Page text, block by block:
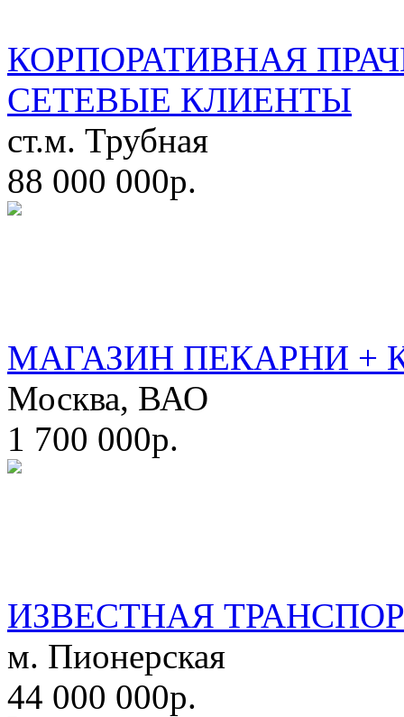
КОРПОРАТИВНАЯ
СЕТЕВЫЕ КЛИЕНТЫ
ст.м. Трубная
88 000 000р.
МАГАЗИН ПЕКАРНИ +
Москва, ВАО
1 700 000р.
ИЗВЕСТНАЯ
м. Пионерская
44 000 000р.